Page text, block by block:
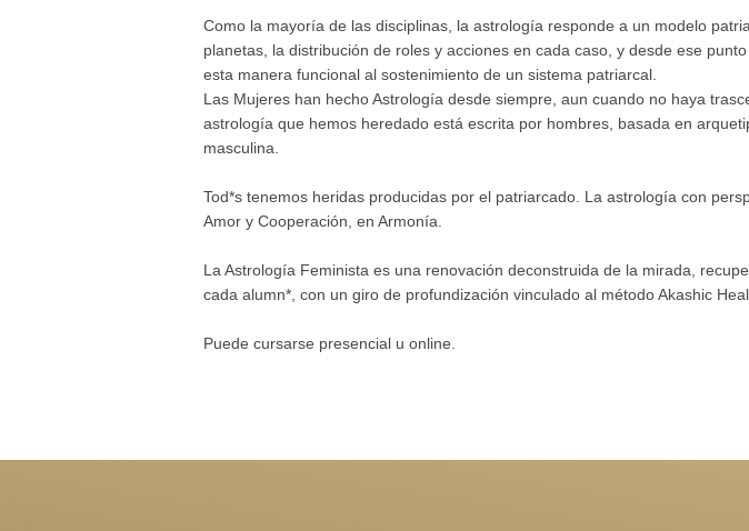
Como la mayoría de las disciplinas, la astrología responde a un modelo
planetas, la distribución de roles y acciones en cada caso, y desde ese
esta manera funcional al sostenimiento de un sistema patriarcal.
Las Mujeres han hecho Astrología desde siempre, aun cuando no haya
astrología que hemos heredado está escrita por hombres, basada en
masculina.
Tod*s tenemos heridas producidas por el patriarcado. La astrología con
Amor y Cooperación, en Armonía.
La Astrología Feminista es una renovación deconstruida de la mirada,
cada alumn*, con un giro de profundización vinculado al método Akashic
Puede cursarse presencial u online.